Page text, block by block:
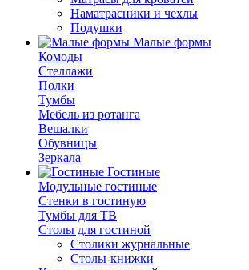
Наматрасники и чехлы
Подушки
Малые формы
Комоды
Стеллажи
Полки
Тумбы
Мебель из ротанга
Вешалки
Обувницы
Зеркала
Гостиные
Модульные гостиные
Стенки в гостиную
Тумбы для ТВ
Столы для гостиной
Столики журнальные
Столы-книжки